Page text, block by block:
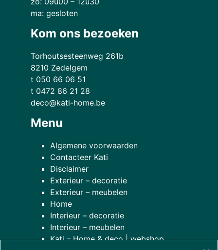
ma: gesloten
Kom ons bezoeken
Torhoutsesteenweg 261b
8210 Zedelgem
t 050 66 06 51
t 0472 86 21 28
deco@kati-home.be
Menu
Algemene voorwaarden
Contacteer Kati
Disclaimer
Exterieur – decoratie
Exterieur – meubelen
Home
Interieur – decoratie
Interieur – meubelen
Kati – Home & deco | webshop